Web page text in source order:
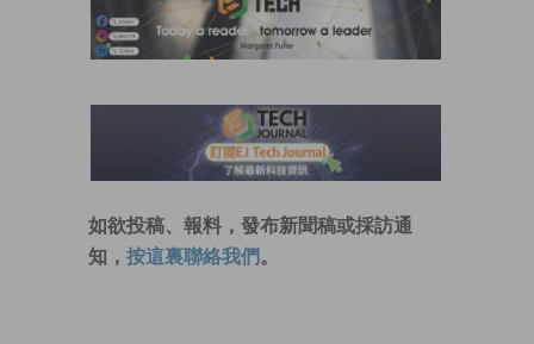
如欲投稿、報料，發布新聞稿或採訪通
知， 按這裏聯絡我們。